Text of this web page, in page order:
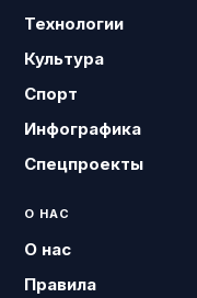
Технологии
Культура
Спорт
Инфографика
Спецпроекты
О НАС
О нас
Правила